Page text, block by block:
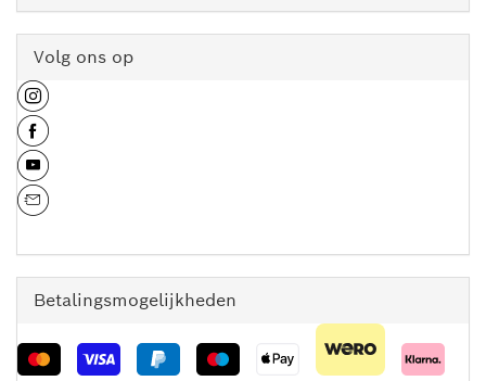
Volg ons op
Betalingsmogelijkheden